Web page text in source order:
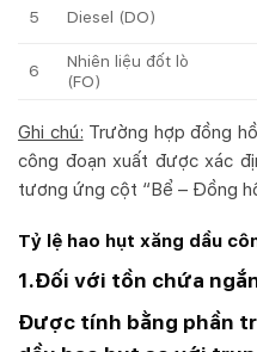
5 Diesel (DO)
6
Nhiên liệu đốt lò
(FO)
Ghi chú: Trường hợp đồng
công đoạn xuất được xác
tương ứng cột “Bể – Đồng
Tỷ lệ hao hụt xăng dầu
1.Đối với tồn chứa
Được tính bằng phần